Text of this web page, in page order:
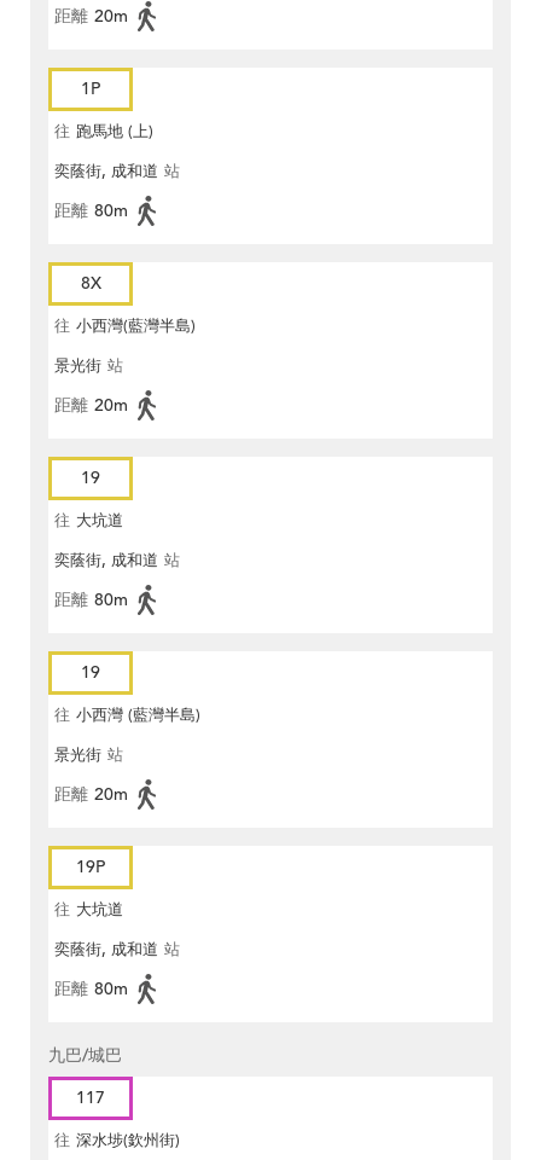
距離 20m
1P
往 跑馬地 (上)
奕蔭街, 成和道 站
距離 80m
8X
往 小西灣(藍灣半島)
景光街 站
距離 20m
19
往 大坑道
奕蔭街, 成和道 站
距離 80m
19
往 小西灣 (藍灣半島)
景光街 站
距離 20m
19P
往 大坑道
奕蔭街, 成和道 站
距離 80m
九巴/城巴
117
往 深水埗(欽州街)